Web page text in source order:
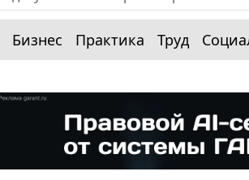
Бизнес Практика Труд